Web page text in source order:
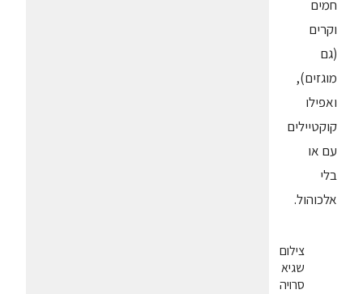
חמים
וקרים
(גם
מוגזים),
ואפילו
קוקטיילים
עם או
בלי
אלכוהול.
צילום
שגיא
סרויה